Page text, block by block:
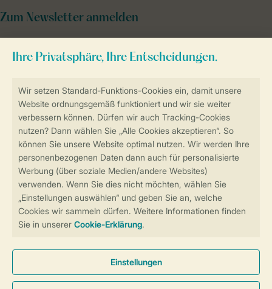
Sicherstellung Deiner Privatsphäre
Sicher und schnell zur Online-Buchung
Sichere Datenübertragung
Sicheres Bezahlen
Zum Newsletter anmelden